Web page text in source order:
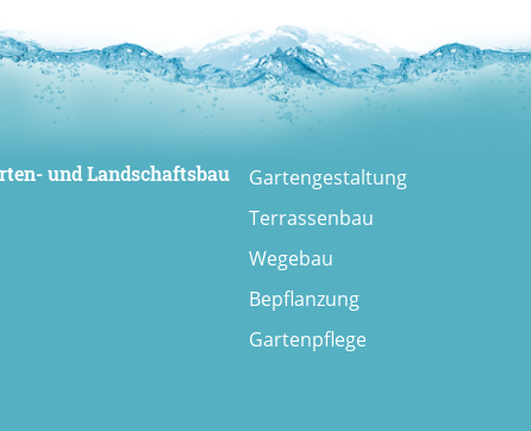
und Landschaftsbau
Gartengestaltung
Terrassenbau
Wegebau
Bepflanzung
Gartenpflege